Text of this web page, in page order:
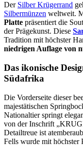
Der Silber Krügerrand
Silbermünzen weltweit.
Platte präsentiert die
der Prägekunst. Diese
Tradition mit höchster
niedrigen Auflage von
Das ikonische
Südafrika
Die Vorderseite dieser
majestätischen
Nationaltier springt
von der Inschrift
Detailtreue ist
Fells wurde mit höchster